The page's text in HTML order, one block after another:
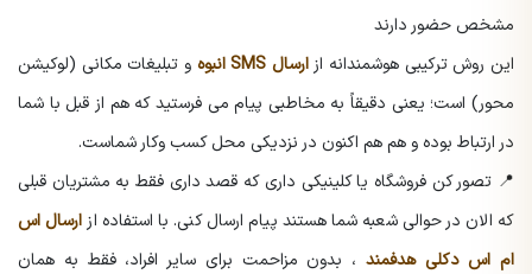
مشخص حضور دارند
این روش ترکیبی هوشمندانه ازارسال SMS انبوه
و تبلیغات مکانی (لوکیشن
محور) است؛ یعنی دقیقاً به مخاطبی پیام می فرستید که هم از قبل با شما
در ارتباط بوده و هم هم اکنون در نزدیکی محل کسب وکار شماست.
📍 تصور کن فروشگاه یا کلینیکی داری که قصد داری فقط به مشتریان قبلی
که الان در حوالی شعبه شما هستند پیام ارسال کنی. با استفاده از ارسال اس
ام اس دکلی هدفمند ، بدون مزاحمت برای سایر افراد، فقط به همان